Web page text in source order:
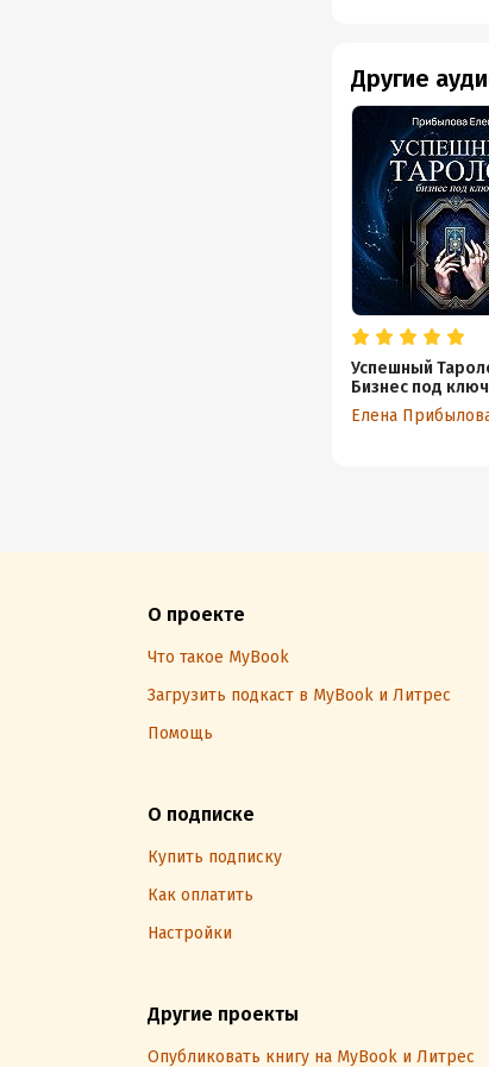
Другие
Успешный
Бизнес под ключ
Елена
О проекте
Что такое MyBook
Загрузить подкаст в MyBook и Литрес
Помощь
О подписке
Купить подписку
Как оплатить
Настройки
Другие проекты
Опубликовать книгу на MyBook и Литрес